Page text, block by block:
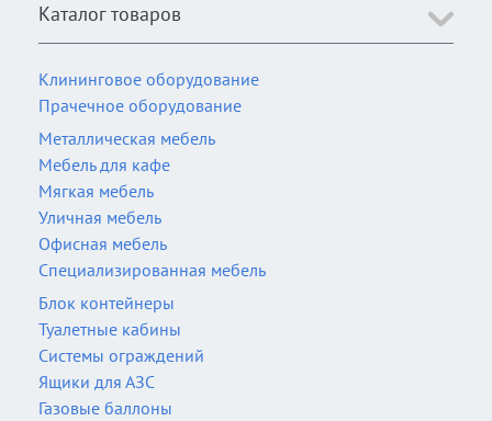
Каталог товаров
Клининговое оборудование
Прачечное оборудование
Металлическая мебель
Мебель для кафе
Мягкая мебель
Уличная мебель
Офисная мебель
Специализированная мебель
Блок контейнеры
Туалетные кабины
Системы ограждений
Ящики для АЗС
Газовые баллоны